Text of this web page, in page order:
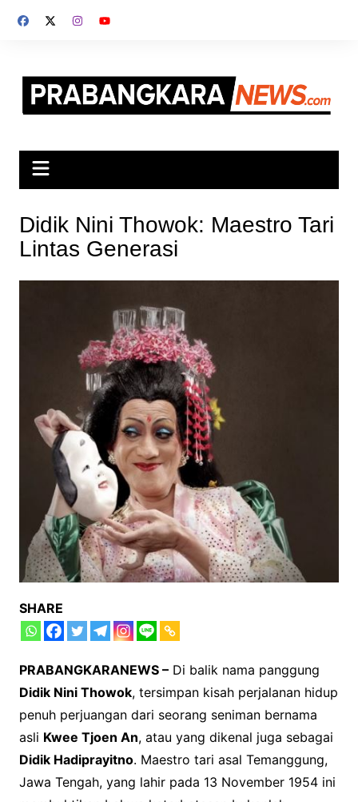
Didik Nini Thowok: Maestro Tari
Lintas Generasi
SHARE
PRABANGKARANEWS –Di balik nama panggung
Didik Nini Thowok, tersimpan kisah perjalanan hidup
penuh perjuangan dari seorang seniman bernama
asli Kwee Tjoen An, atau yang dikenal juga sebagai
Didik Hadiprayitno. Maestro tari asal Temanggung,
Jawa Tengah, yang lahir pada 13 November 1954 ini